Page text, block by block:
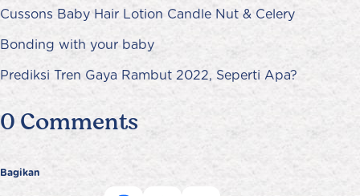
Cussons Baby Hair Lotion Candle Nut & Celery
Bonding with your baby
Prediksi Tren Gaya Rambut 2022, Seperti Apa?
0 Comments
Bagikan